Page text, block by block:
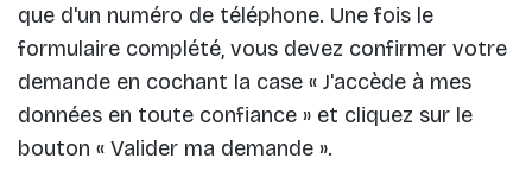
que d'un numéro de téléphone. Une fois le
formulaire complété, vous devez confirmer votre
demande en cochant la case « J'accède à mes
données en toute confiance » et cliquez sur le
bouton « Valider ma demande ».